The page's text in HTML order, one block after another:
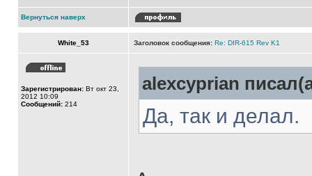
Вернуться наверх
White_53 Заголовок сообщения: Re: DIR-615 Rev K1
Зарегистрирован: Вт окт 23,
2012 10:09
Сообщений: 214
alexcyprian
Да, так и делал.